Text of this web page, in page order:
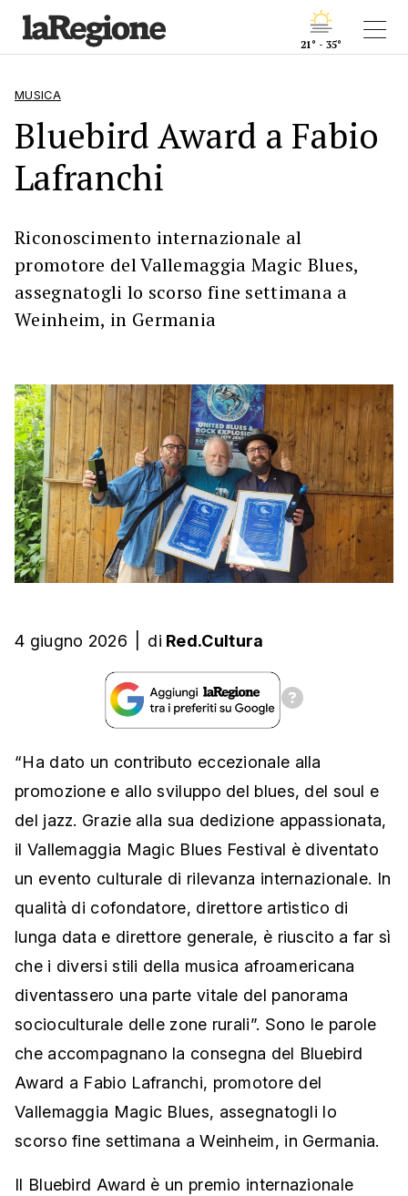
21° - 35°
MUSICA
Bluebird Award a Fabio
Lafranchi
Riconoscimento internazionale al
promotore del Vallemaggia Magic Blues,
assegnatogli lo scorso fine settimana a
Weinheim, in Germania
4 giugno 2026 di Red.Cultura
“Ha dato un contributo eccezionale alla
promozione e allo sviluppo del blues, del soul e
del jazz. Grazie alla sua dedizione appassionata,
il Vallemaggia Magic Blues Festival è diventato
un evento culturale di rilevanza internazionale. In
qualità di cofondatore, direttore artistico di
lunga data e direttore generale, è riuscito a far sì
che i diversi stili della musica afroamericana
diventassero una parte vitale del panorama
socioculturale delle zone rurali”. Sono le parole
che accompagnano la consegna del Bluebird
Award a Fabio Lafranchi, promotore del
Vallemaggia Magic Blues, assegnatogli lo
scorso fine settimana a Weinheim, in Germania.
Il Bluebird Award è un premio internazionale